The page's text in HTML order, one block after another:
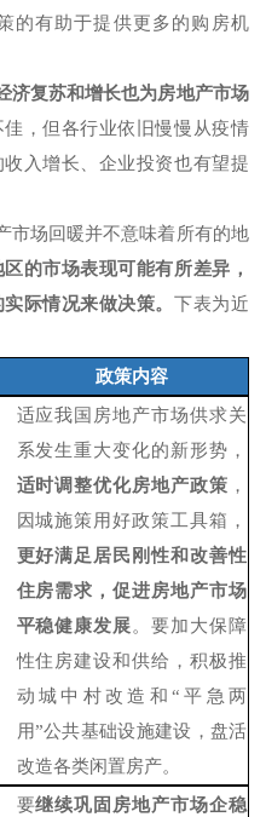
的有助于提供更多的购房机
济复苏和增长也为房地产市场
，但各行业依旧慢慢从疫情
入增长、企业投资也有望提
市场回暖并不意味着所有的地
的市场表现可能有所差异，
际情况来做决策。下表为近
政策内容
适应我国房地产市场供求关
系发生重大变化的新形势，
适时调整优化房地产政策 ，
因城施策用好政策工具箱，
更好满足居民刚性和改善性
住房需求，促进房地产市场
平稳健康发展。要加大保障
性住房建设和供给，积极推
动城中村改造和“平急两
用”公共基础设施建设，盘活
改造各类闲置房产。
要继续巩固房地产市场企稳